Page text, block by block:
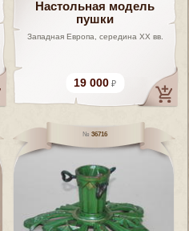
Настольная модель
пушки
Западная Европа, середина XX вв.
19 000
36716